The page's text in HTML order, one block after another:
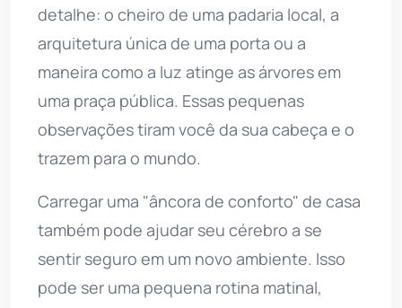
detalhe: o cheiro de uma padaria local, a
arquitetura única de uma porta ou a
maneira como a luz atinge as árvores em
uma praça pública. Essas pequenas
observações tiram você da sua cabeça e o
trazem para o mundo.
Carregar uma "âncora de conforto" de casa
também pode ajudar seu cérebro a se
sentir seguro em um novo ambiente. Isso
pode ser uma pequena rotina matinal,